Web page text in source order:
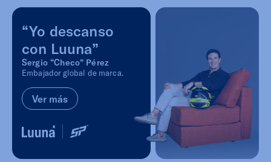
“Yo descanso
con Luuna”
Sergio “Checo” Pérez
Embajador global de marca.
Ver más